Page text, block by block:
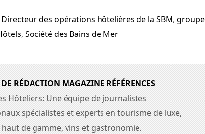
Directeur des opérations hôtelières de la SBM, groupe
, Société des Bains de Mer
RÉDACTION MAGAZINE RÉFÉRENCES
Hôteliers: Une équipe de journalistes
spécialistes et experts en tourisme de luxe,
de gamme, vins et gastronomie.